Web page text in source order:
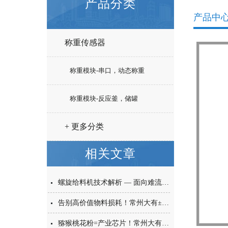
产品分类
称重传感器
称重模块-串口，动态称重
称重模块-反应釜，储罐
+ 更多分类
相关文章
螺旋给料机技术解析 — 面向难流动性粉体的微量高精度称重给料解决方案
告别高价值物料损耗！常州大有±0.001g西林瓶分装，让每一毫克都物尽其用
猕猴桃花粉=产业芯片！常州大有花粉分装机，守住每一克“植物黄金”的价值
产品中